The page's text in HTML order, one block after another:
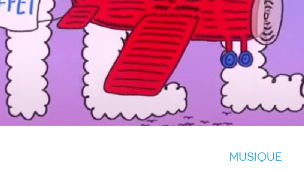
MUSIQUE